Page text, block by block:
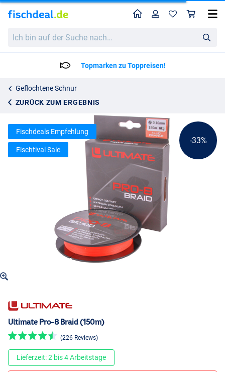
bin
HomeProfil
Lieferzeit: 2 bis 4 Arbeitstage
Geflochtene Schnur
ZURÜCK ZUM ERGEBNIS
Ultimate Pro-8 Braid (150m)
19.95
-33%
Fischdeals Empfehlung
Fischtival Sale
Ultimate Pro-8 Braid (150m)
(226 Reviews)
Lieferzeit: 2 bis 4 Arbeitstage